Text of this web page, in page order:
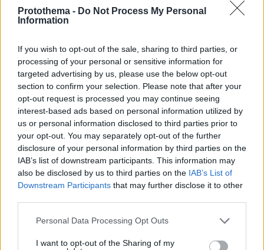
Protothema - Do Not Process My Personal
Information
If you wish to opt-out of the sale, sharing to third parties, or
processing of your personal or sensitive information for
targeted advertising by us, please use the below opt-out
section to confirm your selection. Please note that after your
opt-out request is processed you may continue seeing
interest-based ads based on personal information utilized by
us or personal information disclosed to third parties prior to
your opt-out. You may separately opt-out of the further
disclosure of your personal information by third parties on the
IAB’s list of downstream participants. This information may
also be disclosed by us to third parties on the IAB’s List of
Downstream Participants that may further disclose it to other
Please note that this website/app uses one or more Google
not limited to your visit or usage behaviour. You may click to
Personal Data Processing Opt Outs
I want to opt-out of the Sharing of my
Κάτι αλλάζει στον χάρτη της πανεπιστημιακής εκπαίδευσης